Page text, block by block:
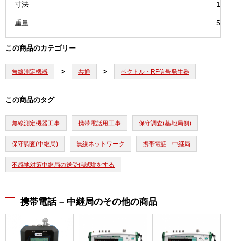
寸法
重量
この商品のカテゴリー
無線測定機器 共通 ベクトル・RF信号発生器
この商品のタグ
無線測定機器工事 携帯電話用工事 保守調査(基地局側)
保守調査(中継局) 無線ネットワーク 携帯電話 - 中継局
不感地対策中継局の送受信試験をする
携帯電話 – 中継局のその他の商品